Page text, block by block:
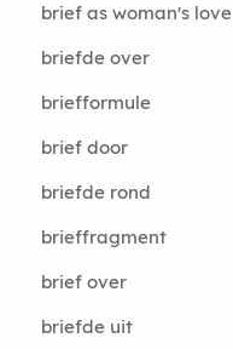
brief as woman's love
briefde over
briefformule
brief door
briefde rond
brieffragment
brief over
briefde uit